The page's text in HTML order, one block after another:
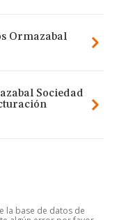
Ormazabal
Sociedad
la base de datos de